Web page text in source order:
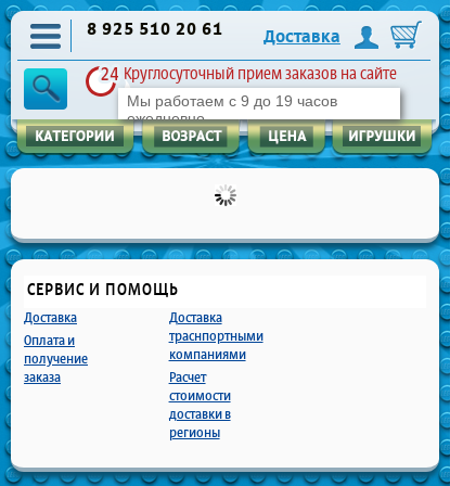
8 925 510 20 61
Доставка
Круглосуточный прием заказов на сайте
Мы работаем с 9 до 19 часов
ежедневно
СЕРВИС И ПОМОЩЬ
Доставка
Оплата и
получение
заказа
Доставка
траснпортными
компаниями
Расчет
стоимости
доставки в
регионы